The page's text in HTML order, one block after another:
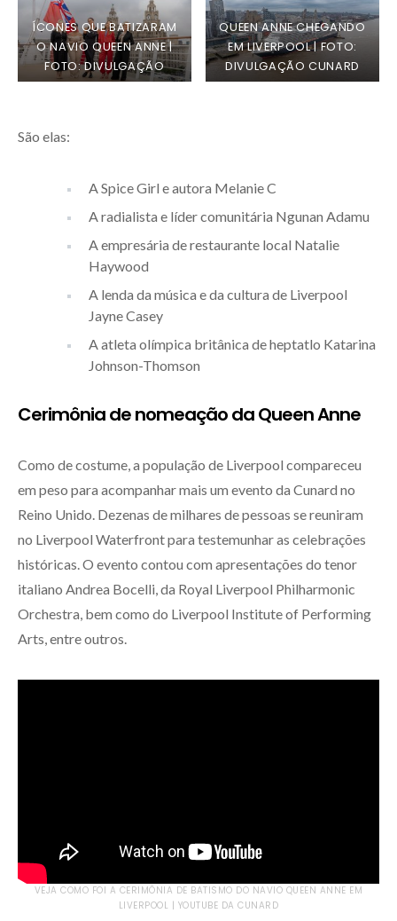
ÍCONES QUE BATIZARAM
O NAVIO QUEEN ANNE |
FOTO: DIVULGAÇÃO
CUNARD
QUEEN ANNE CHEGANDO
EM LIVERPOOL | FOTO:
DIVULGAÇÃO CUNARD
São elas:
A Spice Girl e autora Melanie C
A radialista e líder comunitária Ngunan Adamu
A empresária de restaurante local Natalie
Haywood
A lenda da música e da cultura de Liverpool
Jayne Casey
A atleta olímpica britânica de heptatlo Katarina
Johnson-Thomson
Cerimônia de nomeação da Queen Anne
Como de costume, a população de Liverpool compareceu
em peso para acompanhar mais um evento da Cunard no
Reino Unido. Dezenas de milhares de pessoas se reuniram
no Liverpool Waterfront para testemunhar as celebrações
históricas. O evento contou com apresentações do tenor
italiano Andrea Bocelli, da Royal Liverpool Philharmonic
Orchestra, bem como do Liverpool Institute of Performing
Arts, entre outros.
VEJA COMO FOI A CERIMÔNIA DE BATISMO DO NAVIO QUEEN ANNE EM
LIVERPOOL | YOUTUBE DA CUNARD